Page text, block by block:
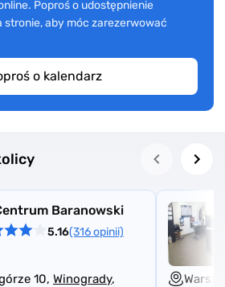
Poproś o udostępnienie
aby móc zarezerwować
o kalendarz
Baranowski
5.16(316 opinii)
10, Winogrady,